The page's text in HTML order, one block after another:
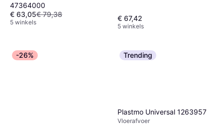
47364000
€ 63,05€ 79,38
5 winkels € 67,42
5 winkels
-26% Trending
Plastmo Universal 1263957
Vloerafvoer